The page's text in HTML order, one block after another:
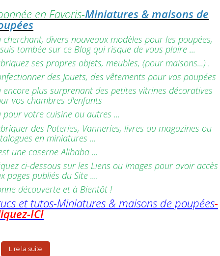
en Favoris-Miniatures & maisons de
cherchant, divers nouveaux modèles pour les poupées,
tombée sur ce Blog qui risque de vous plaire ...
ses propres objets, meubles, (pour maisons...) .
des Jouets, des vêtements pour vos poupées
encore plus surprenant des petites vitrines décoratives
vos chambres d'enfants
pour votre cuisine ou autres ...
des Poteries, Vanneries, livres ou magazines ou
en miniatures ...
une caserne Alibaba ...
ci-dessous sur les Liens ou Images pour avoir accès
pages publiés du Site ....
découverte et à Bientôt !
et tutos-Miniatures & maisons de poupées-
ICI
Lire la suite